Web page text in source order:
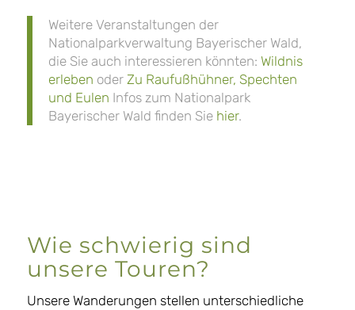
Weitere Veranstaltungen der
Nationalparkverwaltung Bayerischer Wald,
die Sie auch interessieren könnten: Wildnis
erleben oder Zu Raufußhühner, Spechten
und Eulen Infos zum Nationalpark
Bayerischer Wald finden Sie hier.
Wie schwierig sind
unsere Touren?
Unsere Wanderungen stellen unterschiedliche